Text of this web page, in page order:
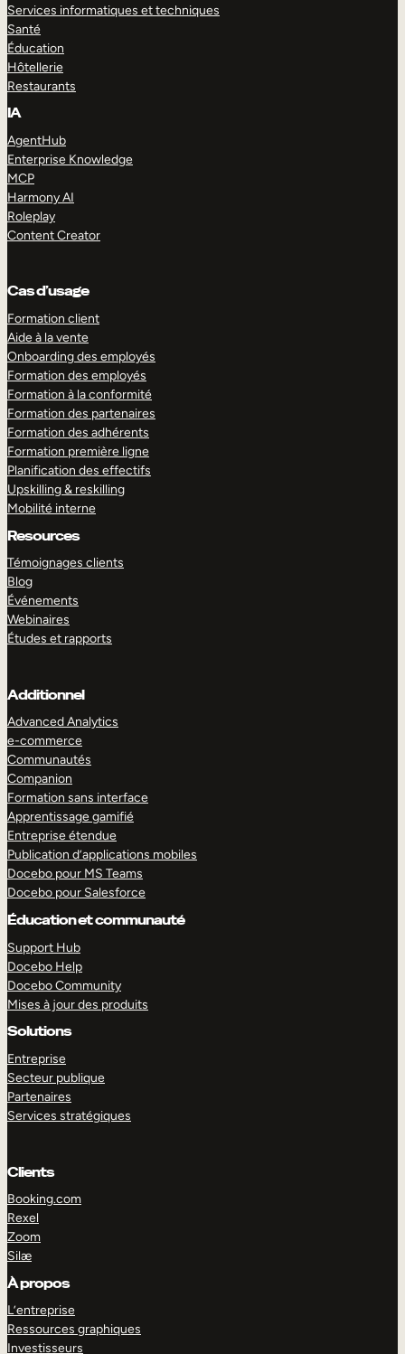
Services informatiques et techniques
Santé
Éducation
Hôtellerie
Restaurants
IA
AgentHub
Enterprise Knowledge
MCP
Harmony AI
Roleplay
Content Creator
Cas d’usage
Formation client
Aide à la vente
Onboarding des employés
Formation des employés
Formation à la conformité
Formation des partenaires
Formation des adhérents
Formation première ligne
Planification des effectifs
Upskilling & reskilling
Mobilité interne
Resources
Témoignages clients
Blog
Événements
Webinaires
Études et rapports
Additionnel
Advanced Analytics
e-commerce
Communautés
Companion
Formation sans interface
Apprentissage gamifié
Entreprise étendue
Publication d’applications mobiles
Docebo pour MS Teams
Docebo pour Salesforce
Éducation et communauté
Support Hub
Docebo Help
Docebo Community
Mises à jour des produits
Solutions
Entreprise
Secteur publique
Partenaires
Services stratégiques
Clients
Booking.com
Rexel
Zoom
Silæ
À propos
L’entreprise
Ressources graphiques
Investisseurs